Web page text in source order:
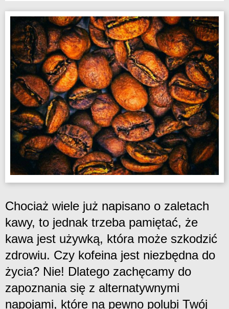
Chociaż wiele już napisano o zaletach
kawy, to jednak trzeba pamiętać, że
kawa jest używką, która może szkodzić
zdrowiu. Czy kofeina jest niezbędna do
życia? Nie! Dlatego zachęcamy do
zapoznania się z alternatywnymi
napojami, które na pewno polubi Twój